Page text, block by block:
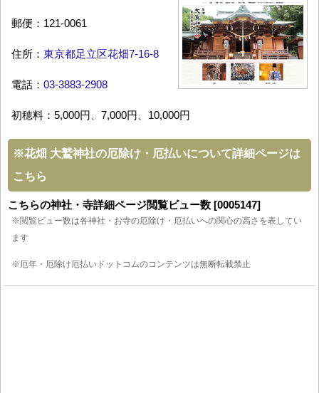
郵便：121-0061
住所： 東京都足立区花畑7-16-8
電話： 03-3883-2908
初穂料：5,000円、7,000円、10,000円
※花畑 大鷲神社の厄除け・厄払いについて詳細ページは
こちら
こちらの神社・寺詳細ページ閲覧ビュー数 [0005147]
※閲覧ビュー数は各神社・お寺の厄除け・厄払いへの関心の高さを表してい
ます
※厄年・厄除け厄払いドットコムのコンテンツは無断転載禁止